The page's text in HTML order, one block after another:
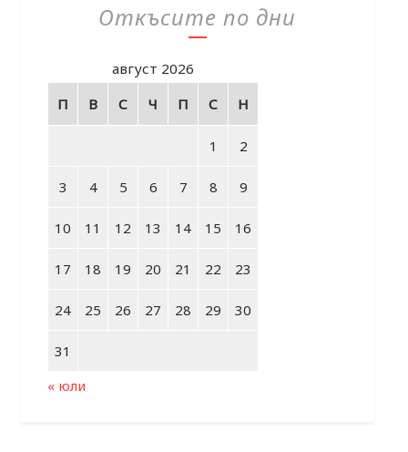
Откъсите по дни
август 2026
П
В С Ч П С Н
1 2
3 4 5 6 7 8 9
10 11 12 13 14 15 16
17 18 19 20 21 22 23
24 25 26 27 28 29 30
31
« юли